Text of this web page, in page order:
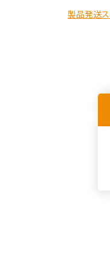
製品発送ス